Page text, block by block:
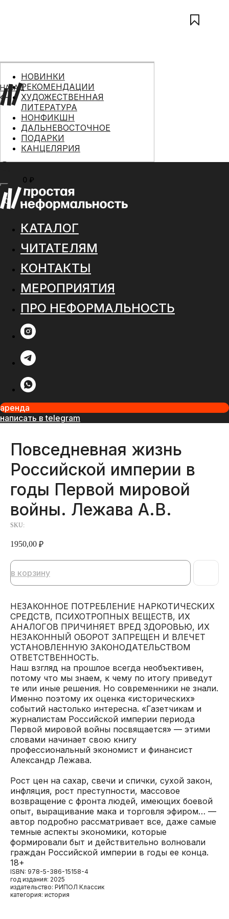
0 ₽
МЕНЮ
0
НАЗАД
НОВИНКИ
РЕКОМЕНДАЦИИ
ХУДОЖЕСТВЕННАЯ
ЛИТЕРАТУРА
НОНФИКШН
ДАЛЬНЕВОСТОЧНОЕ
ПОДАРКИ
КАНЦЕЛЯРИЯ
КАТАЛОГ
ЧИТАТЕЛЯМ
КОНТАКТЫ
МЕРОПРИЯТИЯ
ПРО НЕФОРМАЛЬНОСТЬ
аренда
написать в telegram
Повседневная жизнь
Российской империи в
годы Первой мировой
войны. Лежава А.В.
SKU:
1950,00 ₽
в корзину
НЕЗАКОННОЕ ПОТРЕБЛЕНИЕ НАРКОТИЧЕСКИХ
СРЕДСТВ, ПСИХОТРОПНЫХ ВЕЩЕСТВ, ИХ
АНАЛОГОВ ПРИЧИНЯЕТ ВРЕД ЗДОРОВЬЮ, ИХ
НЕЗАКОННЫЙ ОБОРОТ ЗАПРЕЩЕН И ВЛЕЧЕТ
УСТАНОВЛЕННУЮ ЗАКОНОДАТЕЛЬСТВОМ
ОТВЕТСТВЕННОСТЬ.
Наш взгляд на прошлое всегда необъективен,
потому что мы знаем, к чему по итогу приведут
те или иные решения. Но современники не знали.
Именно поэтому их оценка «исторических»
событий настолько интересна. «Газетчикам и
журналистам Российской империи периода
Первой мировой войны посвящается» — этими
словами начинает свою книгу
профессиональный экономист и финансист
Александр Лежава.
Рост цен на сахар, свечи и спички, сухой закон,
инфляция, рост преступности, массовое
возвращение с фронта людей, имеющих боевой
опыт, выращивание мака и торговля эфиром… —
автор подробно рассматривает все, даже самые
темные аспекты экономики, которые
формировали быт и действительно волновали
граждан Российской империи в годы ее конца.
18+
ISBN: 978-5-386-15158-4
год издания: 2025
издательство: РИПОЛ Классик
категория: история